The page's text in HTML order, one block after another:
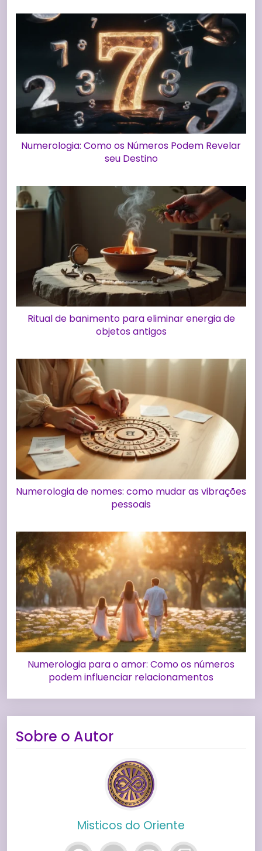
Numerologia: Como os Números Podem Revelar
seu Destino
Ritual de banimento para eliminar energia de
objetos antigos
Numerologia de nomes: como mudar as vibrações
pessoais
Numerologia para o amor: Como os números
podem influenciar relacionamentos
Sobre o Autor
Misticos do Oriente